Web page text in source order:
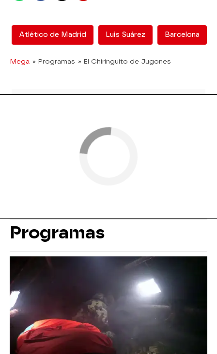
Atlético de Madrid Luis Suárez Barcelona
Mega » Programas » El Chiringuito de Jugones
Programas